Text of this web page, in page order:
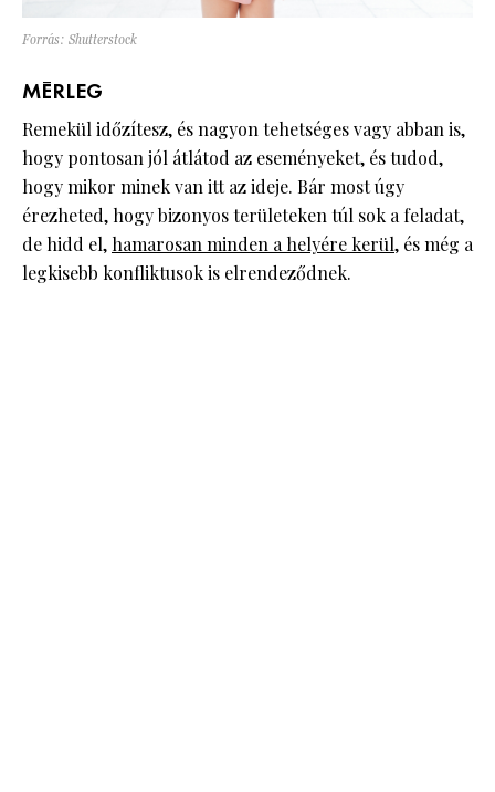
Forrás: Shutterstock
MÉRLEG
Remekül időzítesz, és nagyon tehetséges vagy abban is,
hogy pontosan jól átlátod az eseményeket, és tudod,
hogy mikor minek van itt az ideje. Bár most úgy
érezheted, hogy bizonyos területeken túl sok a feladat,
de hidd el, hamarosan minden a helyére kerül, és még a
legkisebb konfliktusok is elrendeződnek.